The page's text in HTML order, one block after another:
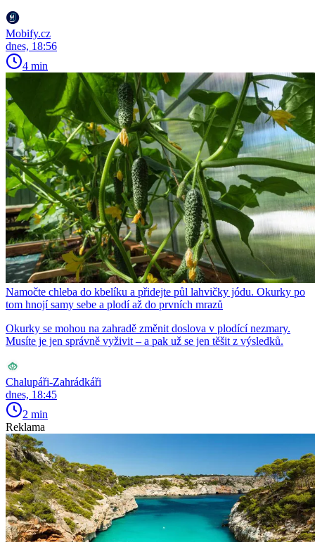
Mobify.cz
dnes, 18:56
4 min
Namočte chleba do kbelíku a přidejte půl lahvičky jódu. Okurky po
tom hnojí samy sebe a plodí až do prvních mrazů
Okurky se mohou na zahradě změnit doslova v plodící nezmary.
Musíte je jen správně vyživit – a pak už se jen těšit z výsledků.
Chalupáři-Zahrádkáři
dnes, 18:45
2 min
Reklama